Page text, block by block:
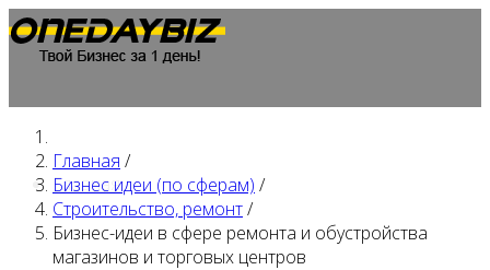
Главная
Главная /
Бизнес идеи (по сферам) /
Строительство, ремонт/
Бизнес-идеи в сфере ремонта и обустройства
магазинов и торговых центров